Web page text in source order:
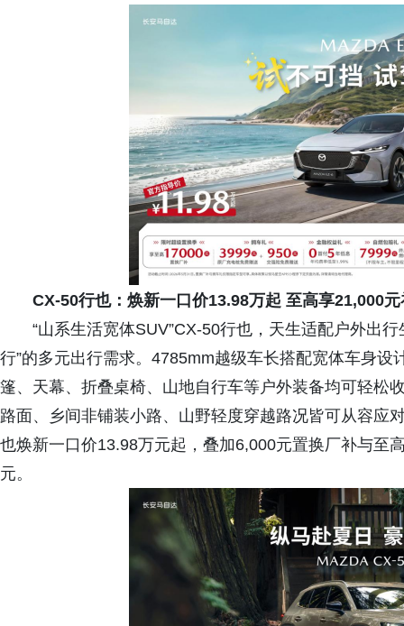
CX-50行也：焕新一口价13.98万起 至高享21,000元
“山系生活宽体SUV”CX-50行也，天生适配户外出行
行”的多元出行需求。4785mm越级车长搭配宽体车身
篷、天幕、折叠桌椅、山地自行车等户外装备均可轻松
路面、乡间非铺装小路、山野轻度穿越路况皆可从容应
也焕新一口价13.98万元起，叠加6,000元置换厂补与至
元。